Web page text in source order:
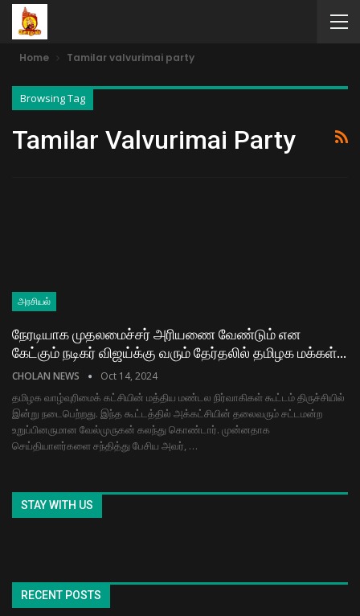
Home Tamilar valvurimai party
Browsing Tag
Tamilar Valvurimai Party
அரசியல்
நேரடியாக முதலமைச்சர் அரியணை வேண்டும் என
கேட்கும் நடிகர் விஜய்க்கு வரும் தேர்தலில் தமிழக மக்கள்…
CHOLAN NEWS Oct 14, 2024
தமிழக வாழ்வுரிமைக் கட்சியின் மத்திய மண்டல நிர்வாகிகள் கூட்டம் திருச்சியில்
இன்று நடைபெற்றது. இந்த கூட்டத்தில் அக்கட்சியின் தலைவரும் சட்டமன்ற
உறுப்பினருமான வேல்முருகன் கலந்து கொண்டார். முன்னதாக
செய்தியாளர்களை சந்தித்து பேசிய அவர், …
STAY WITH US
RECENT POSTS